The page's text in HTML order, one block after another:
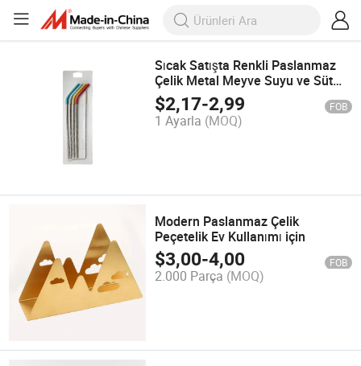
Sıcak Satışta Renkli Paslanmaz
Çelik Metal Meyve Suyu ve Süt
İçecek Pipetleri
$2,17-2,99 FOB
1 Ayarla (MOQ)
Modern Paslanmaz Çelik
Peçetelik Ev Kullanımı için
$3,00-4,00 FOB
2.000 Parça (MOQ)